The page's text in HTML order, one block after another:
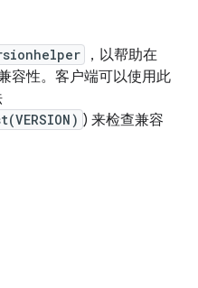
，以帮助在
容性。客户端可以使用此
) 来检查兼容